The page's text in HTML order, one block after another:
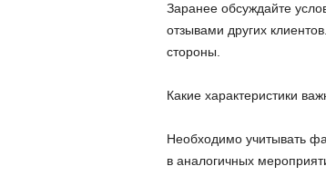
Заранее обсуждайте
отзывами других
стороны.
Какие характеристики
Необходимо учитывать
в аналогичных